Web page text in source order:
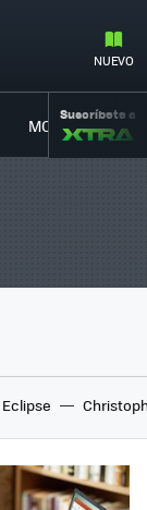
NUEVO
MOVILIDAD
Suscríbete a
Eclipse